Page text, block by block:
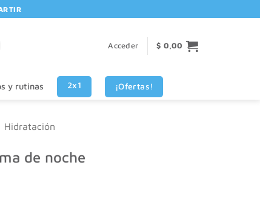
DE $80.000! 🚚 | 💳 3 CUOTAS SIN INTERES VISA - MASTERCARD
Acceder $ 0,00
y rutinas 2x1 ¡Ofertas!
Hidratación
de noche